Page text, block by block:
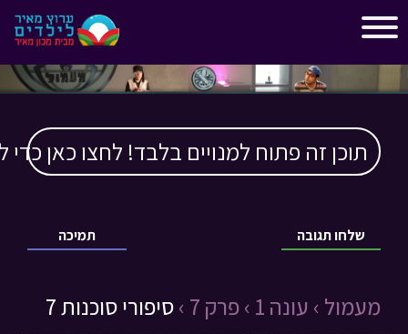
תוכן זה פתוח למנויים בלבד! לחצו כאן כדי
תמיכה שלחו תגובה
מעמול › עונה 1 › פרק 7 › סיפורי סוכנות 7